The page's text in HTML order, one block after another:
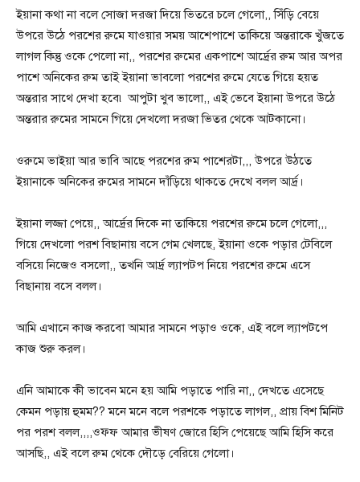
ইয়ানা কথা না বলে সোজা দরজা দিয়ে ভিতরে চলে গেলো,, সিঁড়ি বেয়ে
উপরে উঠে পরশের রুমে যাওয়ার সময় আশেপাশে তাকিয়ে অন্তরাকে খুঁজতে
লাগল কিন্তু ওকে পেলো না,, পরশের রুমের একপাশে আর্দ্রের রুম আর অপর
পাশে অনিকের রুম তাই ইয়ানা ভাবলো পরশের রুমে যেতে গিয়ে হয়ত
অন্তরার সাথে দেখা হবে৷ আপুটা খুব ভালো,, এই ভেবে ইয়ানা উপরে উঠে
অন্তরার রুমের সামনে গিয়ে দেখলো দরজা ভিতর থেকে আটকানো।
ওরুমে ভাইয়া আর ভাবি আছে পরশের রুম পাশেরটা,,, উপরে উঠতে
ইয়ানাকে অনিকের রুমের সামনে দাঁড়িয়ে থাকতে দেখে বলল আর্দ্র।
ইয়ানা লজ্জা পেয়ে,, আর্দ্রের দিকে না তাকিয়ে পরশের রুমে চলে গেলো,,,
গিয়ে দেখলো পরশ বিছানায় বসে গেম খেলছে, ইয়ানা ওকে পড়ার টেবিলে
বসিয়ে নিজেও বসলো,, তখনি আর্দ্র ল্যাপটপ নিয়ে পরশের রুমে এসে
বিছানায় বসে বলল।
আমি এখানে কাজ করবো আমার সামনে পড়াও ওকে, এই বলে ল্যাপটপে
কাজ শুরু করল।
এনি আমাকে কী ভাবেন মনে হয় আমি পড়াতে পারি না,, দেখতে এসেছে
কেমন পড়ায় হুমম?? মনে মনে বলে পরশকে পড়াতে লাগল,, প্রায় বিশ মিনিট
পর পরশ বলল,,,,ওফ্ফ আমার ভীষণ জোরে হিসি পেয়েছে আমি হিসি করে
আসছি,, এই বলে রুম থেকে দৌড়ে বেরিয়ে গেলো।